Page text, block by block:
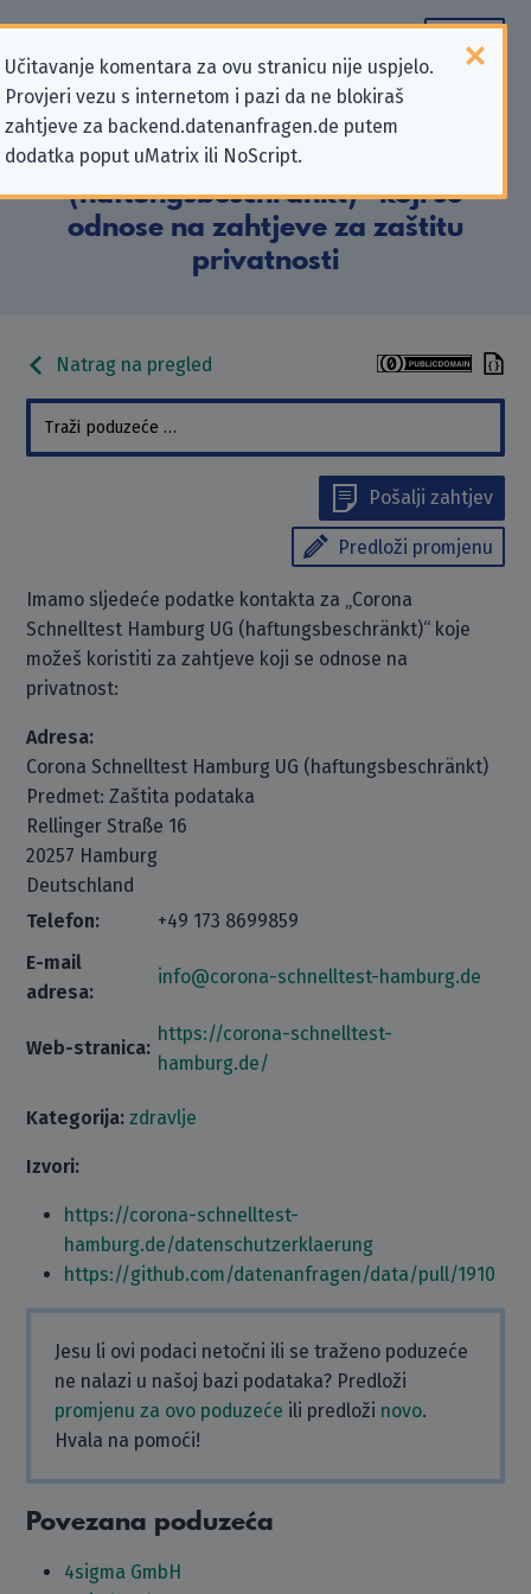
Učitavanje komentara za ovu stranicu nije uspjelo.
Provjeri vezu s internetom i pazi da ne blokiraš
zahtjeve za backend.datenanfragen.de putem
dodatka poput uMatrix ili NoScript.
Podaci kontakta „Corona
Schnelltest Hamburg UG
(haftungsbeschränkt)” koji se
odnose na zahtjeve za zaštitu
privatnosti
Natrag na pregled
Pošalji zahtjev
Predloži promjenu
Imamo sljedeće podatke kontakta za „Corona
Schnelltest Hamburg UG (haftungsbeschränkt)“ koje
možeš koristiti za zahtjeve koji se odnose na
privatnost:
Adresa:
Corona Schnelltest Hamburg UG (haftungsbeschränkt)
Predmet: Zaštita podataka
Rellinger Straße 16
20257 Hamburg
Deutschland
Telefon:
+49 173 8699859
E-mail
adresa:
info@corona-schnelltest-hamburg.de
Web-stranica:
https://corona-schnelltest-
hamburg.de/
Kategorija: zdravlje
Izvori:
https://corona-schnelltest-
hamburg.de/datenschutzerklaerung
https://github.com/datenanfragen/data/pull/1910
Jesu li ovi podaci netočni ili se traženo poduzeće
ne nalazi u našoj bazi podataka? Predloži
promjenu za ovo poduzeće ili predloži novo.
Hvala na pomoći!
Povezana poduzeća
4sigma GmbH